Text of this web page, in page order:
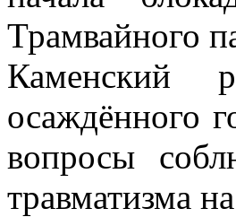
Трамвайного
Каменский
осаждённого
вопросы
травматизма